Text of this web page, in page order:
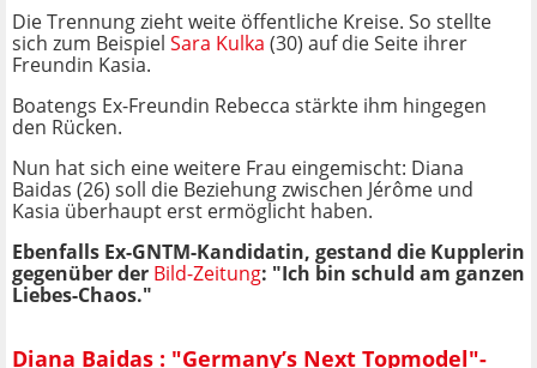
Die Trennung zieht weite öffentliche Kreise. So stellte
sich zum Beispiel Sara Kulka (30) auf die Seite ihrer
Freundin Kasia.
Boatengs Ex-Freundin Rebecca stärkte ihm hingegen
den Rücken.
Nun hat sich eine weitere Frau eingemischt: Diana
Baidas (26) soll die Beziehung zwischen Jérôme und
Kasia überhaupt erst ermöglicht haben.
Ebenfalls Ex-GNTM-Kandidatin, gestand die Kupplerin
gegenüber der Bild-Zeitung: "Ich bin schuld am ganzen
Liebes-Chaos."
Diana Baidas : "Germany’s Next Topmodel"-